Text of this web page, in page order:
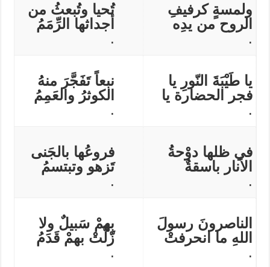
ولمسةٍ كرفيفِ
الروح من يدِه
.
تُحيا وتُبعثُ من
أجداثها الرِّمَمُ
.
يا طَيْبَةَ النّورِ يا
فجر الحضارة يا
.
نبعاً تَفَجَّرَ منهُ
الكوثرُ والعَمِمُ
.
في ظلها دوْحةُ
الأنار باسقةٌ
.
فروعُها بالجَنى
تَزهو وتبتسمُ
.
الناصرونَ رسولَ
اللهِ ما انحرفتْ
.
بِهمْ سَبيلٌ ولا
زّلَّتْ بهمْ قَدَمُ
.